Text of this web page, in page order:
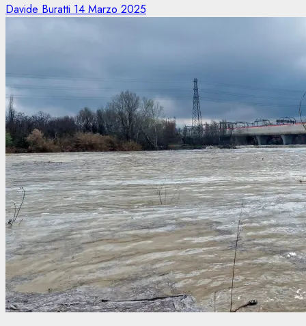
Davide Buratti 14 Marzo 2025